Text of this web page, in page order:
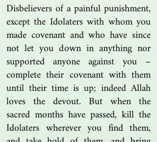
Disbelievers of a painful punishment,
except the Idolaters with whom you
made covenant and who have since
not let you down in anything nor
supported anyone against you –
complete their covenant with them
until their time is up; indeed Allah
loves the devout. But when the
sacred months have passed, kill the
Idolaters wherever you find them,